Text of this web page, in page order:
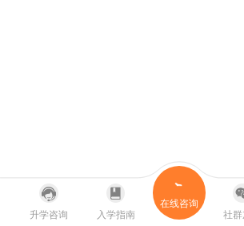
升学咨询 入学指南
在线咨询
社群